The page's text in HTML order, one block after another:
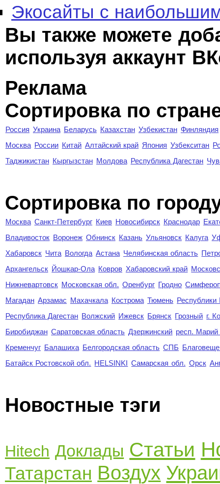
Экосайты с
Вы также можете
используя аккаунт
Реклама
Сортировка по
Россия Украина Беларусь Казахстан Узбекистан Финляндия
Москва России Китай Алтайский край Япония Узбекситан
Таджикистан Кыргызстан Молдова Республика Дагестан
Cортировка по
Москва Санкт-Петербург Киев Новосибирск Краснодар
Владивосток Воронеж Обнинск Казань Ульяновск Калуга
Хабаровск Чита Вологда Астана Челябинская область
Архангельск Йошкар-Ола Ковров Хабаровский край
Нижневартовск Московская обл. Оренбург Гродно
Магадан Арзамас Махачкала Кострома Тюмень Республики
Республика Дагестан Волжский Ижевск Брянск Грозный г.
Биробиджан Саратовская область Дзержинский респ.
Кременчуг Балашиха Белгородская область СПБ
Батайск Ростовской обл. HELSINKI Самарская обл. Орск
Новостные тэги
Hitech Доклады Статьи
Татарстан Воздух